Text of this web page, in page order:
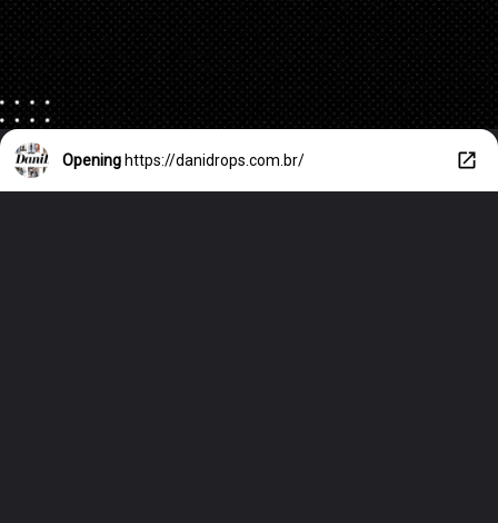
Opening https://danidrops.com.br/